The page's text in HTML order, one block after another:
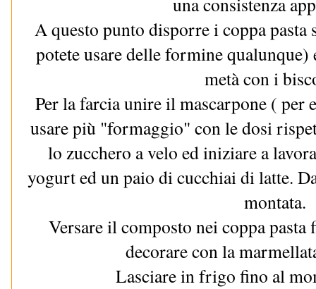
A questo punto disporre i coppa
potete usare delle formine
metà con i
Per la farcia unire il mascarpone ( per
usare più "formaggio" con le dosi
lo zucchero a velo ed iniziare a
yogurt ed un paio di cucchiai di latte.
montata.
Versare il composto nei coppa
decorare con la
Lasciare in frigo fino al